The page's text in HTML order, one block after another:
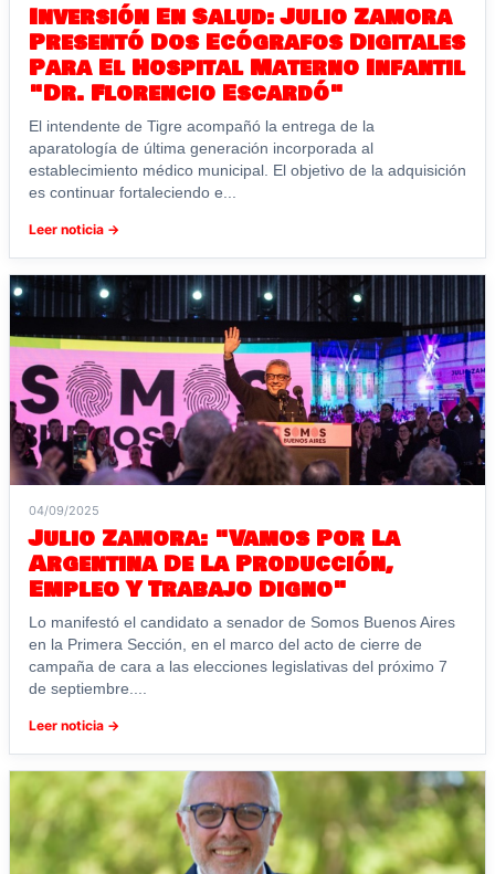
Inversión En Salud: Julio Zamora
Presentó Dos Ecógrafos Digitales
Para El Hospital Materno Infantil
"Dr. Florencio Escardó"
El intendente de Tigre acompañó la entrega de la
aparatología de última generación incorporada al
establecimiento médico municipal. El objetivo de la adquisición
es continuar fortaleciendo e...
Leer noticia →
04/09/2025
Julio Zamora: "Vamos Por La
Argentina De La Producción,
Empleo Y Trabajo Digno"
Lo manifestó el candidato a senador de Somos Buenos Aires
en la Primera Sección, en el marco del acto de cierre de
campaña de cara a las elecciones legislativas del próximo 7
de septiembre....
Leer noticia →